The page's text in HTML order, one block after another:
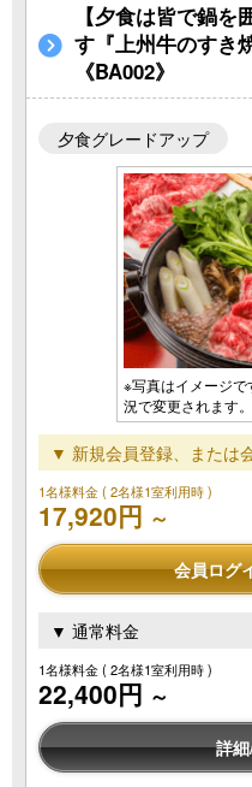
【夕食は皆で鍋
す『上州牛のすき
《BA002》
夕食グレードアップ
※写真はイメージ
況で変更されます。
▼ 新規会員登録、または
1名様料金( 2名様1室利用時 )
17,920円 ～
会員ログ
▼ 通常料金
1名様料金( 2名様1室利用時 )
22,400円 ～
詳